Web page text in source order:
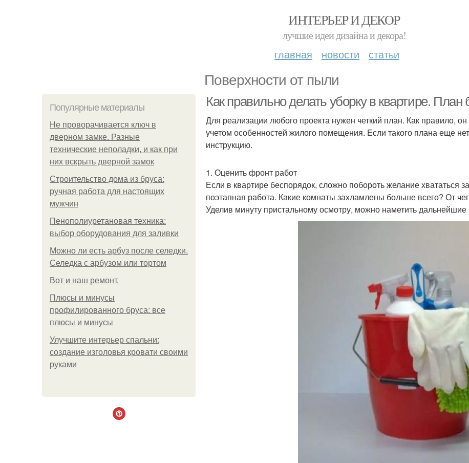
ИНТЕРЬЕР И ДЕКОР
лучшие идеи дизайна и декора!
главная новости статьи
Поверхности от пыли
Популярные материалы
Не проворачивается ключ в
дверном замке. Разные
технические неполадки, и как при
них вскрыть дверной замок
Строительство дома из бруса:
ручная работа для настоящих
мужчин
Пенополиуретановая техника:
выбор оборудования для заливки
Можно ли есть арбуз после селедки.
Селедка с арбузом или тортом
Boт и наш ремoнт.
Плюсы и минусы
профилированного бруса: все
плюсы и минусы
Улучшите интерьер спальни:
создание изголовья кровати своими
руками
Как правильно делать уборку в квартире.
Для реализации любого проекта нужен четкий план. Как правило,
учетом особенностей жилого помещения. Если такого плана еще
инструкцию.
1. Оценить фронт работ
Если в квартире беспорядок, сложно побороть желание хвататься
поэтапная работа. Какие комнаты захламлены больше всего? От
Уделив минуту пристальному осмотру, можно наметить дальнейшие